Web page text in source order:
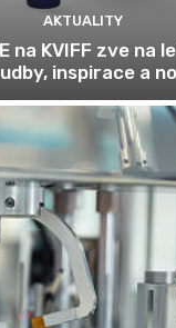
AKTUALITY
na KVIFF zve na
inspirace a